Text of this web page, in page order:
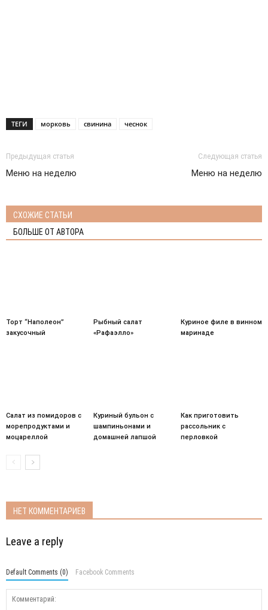
ТЕГИ морковь свинина чеснок
Предыдущая статья
Меню на неделю
Следующая статья
Меню на неделю
СХОЖИЕ СТАТЬИ
БОЛЬШЕ ОТ АВТОРА
Торт “Наполеон”
закусочный
Рыбный салат
«Рафаэлло»
Куриное филе в винном
маринаде
Салат из помидоров с
морепродуктами и
моцареллой
Куриный бульон с
шампиньонами и
домашней лапшой
Как приготовить
рассольник с
перловкой
НЕТ КОММЕНТАРИЕВ
Leave a reply
Default Comments (0) Facebook Comments